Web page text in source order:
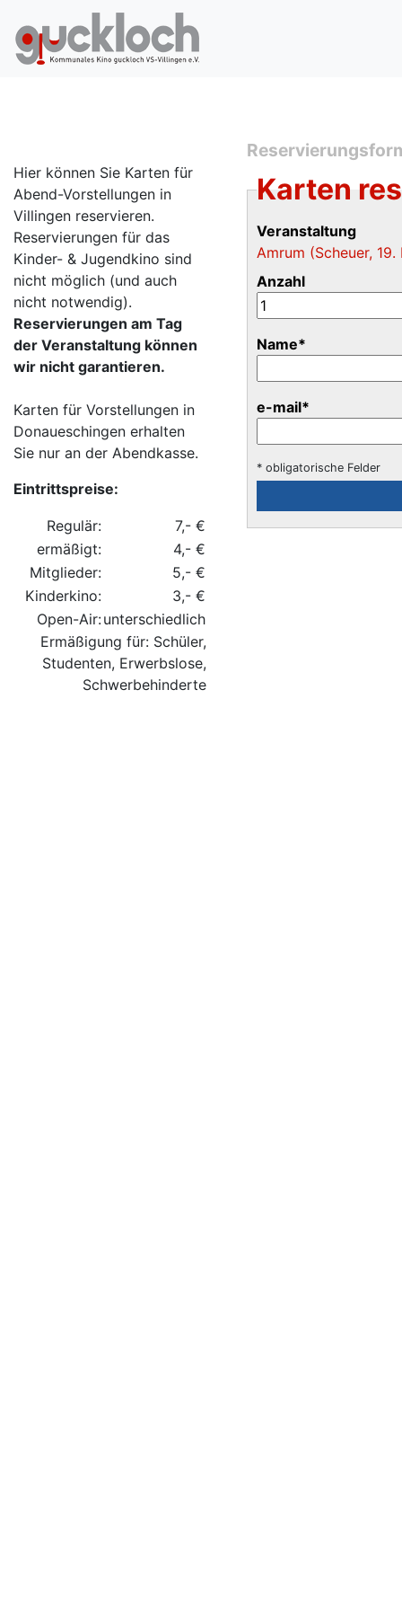
Hier können Sie Karten für
Abend-Vorstellungen in
Villingen reservieren.
Reservierungen für das
Kinder- & Jugendkino sind
nicht möglich (und auch
nicht notwendig).
Reservierungen am Tag
der Veranstaltung können
wir nicht garantieren.
Karten für Vorstellungen in
Donaueschingen erhalten
Sie nur an der Abendkasse.
Eintrittspreise:
Regulär:
7,- €
ermäßigt:
4,- €
Mitglieder:
5,- €
Kinderkino:
3,- €
Open-Air:unterschiedlich
Ermäßigung für: Schüler,
Studenten, Erwerbslose,
Schwerbehinderte
Karten
Veranstaltung
Amrum (Scheuer,
Anzahl
Name*
e-mail*
* obligatorische Felder